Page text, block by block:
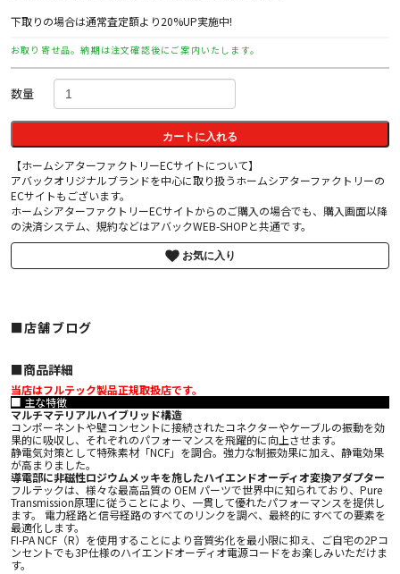
下取りの場合は通常査定額より20%UP実施中!
お取り寄せ品。納期は注文確認後にご案内いたします。
数量
カートに入れる
【ホームシアターファクトリーECサイトについて】
アバックオリジナルブランドを中心に取り扱うホームシアターファクトリーの
ECサイトもございます。
ホームシアターファクトリーECサイトからのご購入の場合でも、購入画面以降
の決済システム、規約などはアバックWEB-SHOPと共通です。
お気に入り
■店舗ブログ
■︎商品詳細
当店はフルテック製品正規取扱店です。
■ 主な特徴
マルチマテリアルハイブリッド構造
コンポーネントや壁コンセントに接続されたコネクターやケーブルの振動を効
果的に吸収し、それぞれのパフォーマンスを飛躍的に向上させます。
静電気対策として特殊素材「NCF」を調合。強力な制振効果に加え、静電効果
が高まりました。
導電部に非磁性ロジウムメッキを施したハイエンドオーディオ変換アダプター
フルテックは、様々な最高品質の OEM パーツで世界中に知られており、Pure
Transmission原理に従うことにより、一貫して優れたパフォーマンスを提供し
ます。 電力経路と信号経路のすべてのリンクを調べ、最終的にすべての要素を
最適化します。
FI-PA NCF（R）を使用することにより音質劣化を最小限に抑え、ご自宅の2Pコ
ンセントでも3P仕様のハイエンドオーディオ電源コードをお楽しみいただけま
す。